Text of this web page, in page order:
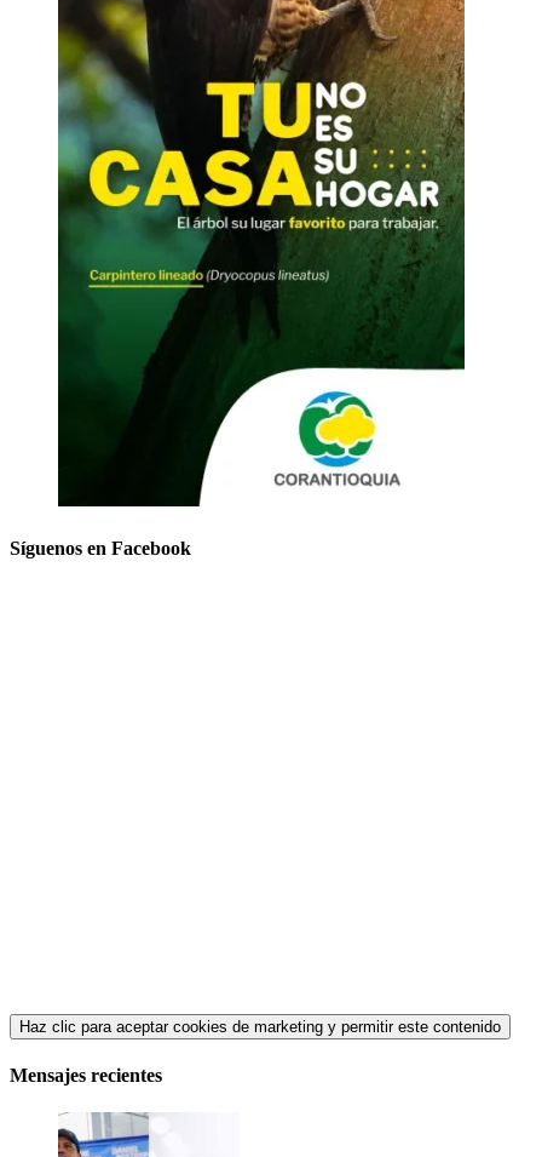
Síguenos en Facebook
Haz clic para aceptar cookies de marketing y permitir este contenido
Mensajes recientes